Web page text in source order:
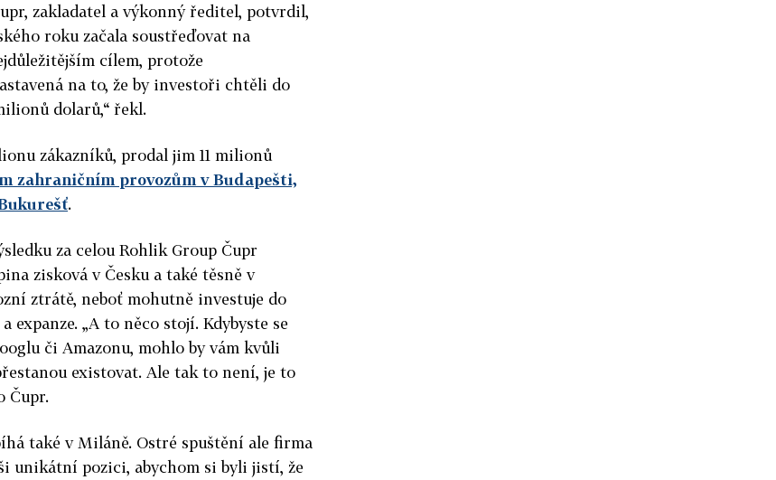
zakladatel a výkonný ředitel, potvrdil,
roku začala soustřeďovat na
cílem, protože
na to, že by investoři chtěli do
dolarů,“ řekl.
zákazníků, prodal jim 11 milionů
zahraničním provozům v Budapešti,
.
za celou Rohlik Group Čupr
zisková v Česku a také těsně v
ztrátě, neboť mohutně investuje do
expanze. „A to něco stojí. Kdybyste se
či Amazonu, mohlo by vám kvůli
existovat. Ale tak to není, je to
Čupr.
také v Miláně. Ostré spuštění ale firma
unikátní pozici, abychom si byli jistí, že